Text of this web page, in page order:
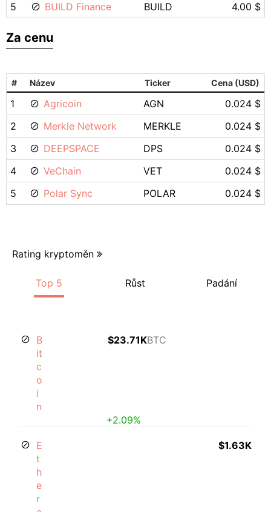
5
BUILD Finance BUILD 4.00 $
Za cenu
# Název Ticker Cena (USD)
1 Agricoin AGN
0.024 $
2
Merkle Network MERKLE
0.024 $
3
DEEPSPACE DPS
0.024 $
4
VeChain VET
0.024 $
5
Polar Sync POLAR 0.024 $
Rating kryptoměn
Top 5 Růst Padání
B
it
c
o
i
n
$23.71KBTC
+2.09%
E
t
h
e
r
$1.63K